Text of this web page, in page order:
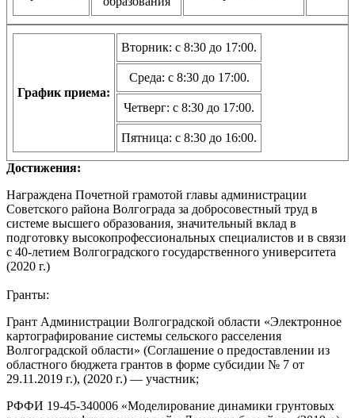
График приема:
Вторник: с 8:30 до 17:00.
Среда: с 8:30 до 17:00.
Четверг: с 8:30 до 17:00.
Пятница: с 8:30 до 16:00.
Достижения:
Награждена Почетной грамотой главы администрации
Советского района Волгограда за добросовестный труд в
системе высшего образования, значительный вклад в
подготовку высокопрофессиональных специалистов и в связи
с 40-летием Волгоградского государственного университета
(2020 г.)
Гранты:
Грант Администрации Волгоградской области «Электронное
картографирование системы сельского расселения
Волгоградской области» (Соглашение о предоставлении из
областного бюджета грантов в форме субсидии № 7 от
29.11.2019 г.), (2020 г.) — участник;
РФФИ 19-45-340006 «Моделирование динамики грунтовых